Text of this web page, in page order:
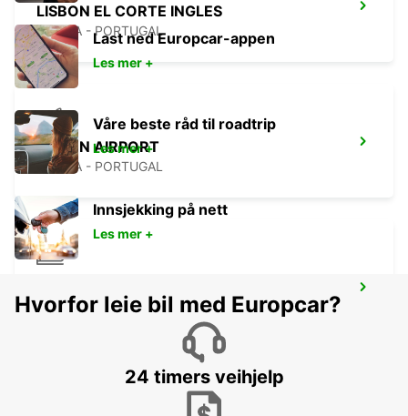
LISBON EL CORTE INGLES
LISBOA - PORTUGAL
LISBON AIRPORT
LISBOA - PORTUGAL
STATION
Last ned Europcar-appen
Les mer +
Våre beste råd til roadtrip
Les mer +
Innsjekking på nett
Les mer +
Hvorfor leie bil med Europcar?
24 timers veihjelp